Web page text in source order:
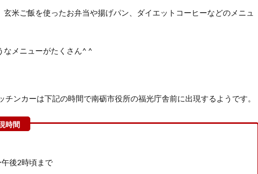
玄米ご飯を使ったお弁当や揚げパン、ダイエットコーヒーなどのメニュ
なメニューがたくさん^ ^
チンカーは下記の時間で南砺市役所の福光庁舎前に出現するようです。
午後2時頃まで